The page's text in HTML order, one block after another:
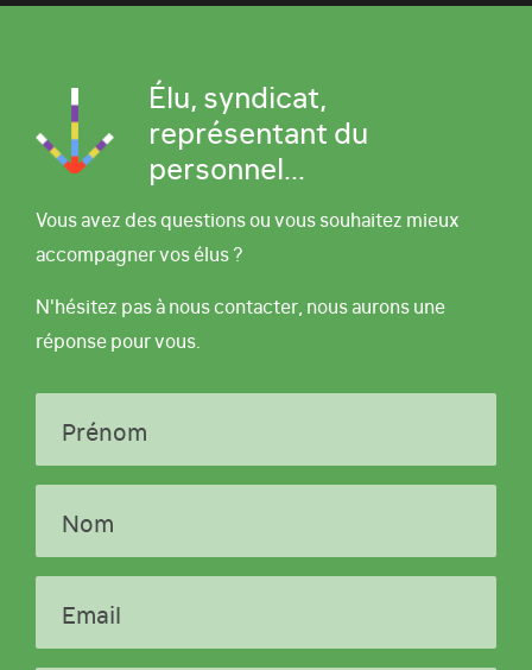
Élu, syndicat,
représentant du
personnel...
Vous avez des questions ou vous souhaitez mieux
accompagner vos élus ?
N'hésitez pas à nous contacter, nous aurons une
réponse pour vous.
Prénom
Nom
Email